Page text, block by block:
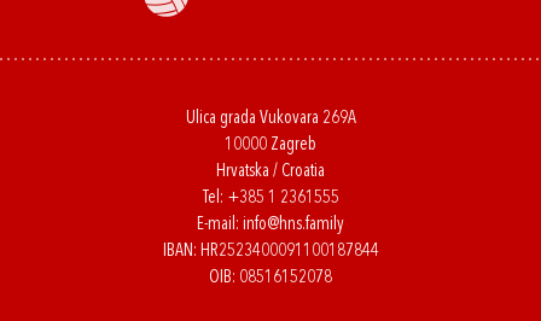
Ulica grada Vukovara 269A
10000 Zagreb
Hrvatska / Croatia
Tel: +385 1 2361555
E-mail: info@hns.family
IBAN: HR2523400091100187844
OIB: 08516152078